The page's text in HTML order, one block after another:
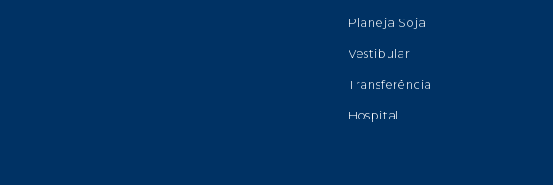
Planeja Soja
Vestibular
Transferência
Hospital